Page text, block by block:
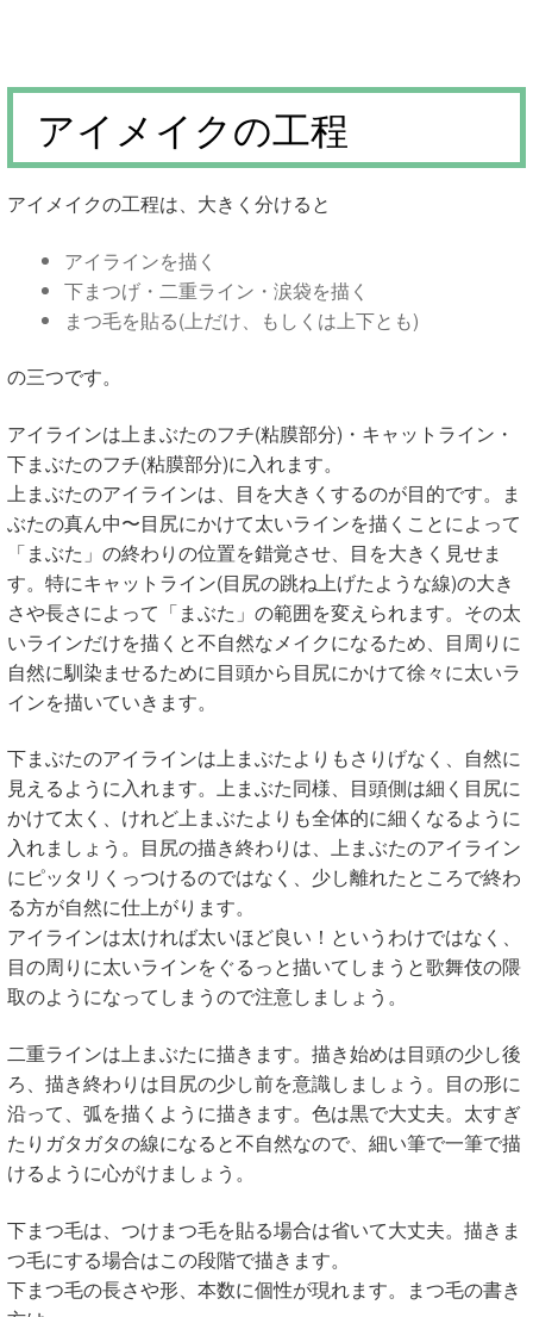
アイメイクの工程
アイメイクの工程は、大きく分けると
アイラインを描く
下まつげ・二重ライン・涙袋を描く
まつ毛を貼る(上だけ、もしくは上下とも)
の三つです。
アイラインは上まぶたのフチ(粘膜部分)・キャットライン・
下まぶたのフチ(粘膜部分)に入れます。
上まぶたのアイラインは、目を大きくするのが目的です。ま
ぶたの真ん中〜目尻にかけて太いラインを描くことによって
「まぶた」の終わりの位置を錯覚させ、目を大きく見せま
す。特にキャットライン(目尻の跳ね上げたような線)の大き
さや長さによって「まぶた」の範囲を変えられます。その太
いラインだけを描くと不自然なメイクになるため、目周りに
自然に馴染ませるために目頭から目尻にかけて徐々に太いラ
インを描いていきます。
下まぶたのアイラインは上まぶたよりもさりげなく、自然に
見えるように入れます。上まぶた同様、目頭側は細く目尻に
かけて太く、けれど上まぶたよりも全体的に細くなるように
入れましょう。目尻の描き終わりは、上まぶたのアイライン
にピッタリくっつけるのではなく、少し離れたところで終わ
る方が自然に仕上がります。
アイラインは太ければ太いほど良い！というわけではなく、
目の周りに太いラインをぐるっと描いてしまうと歌舞伎の隈
取のようになってしまうので注意しましょう。
二重ラインは上まぶたに描きます。描き始めは目頭の少し後
ろ、描き終わりは目尻の少し前を意識しましょう。目の形に
沿って、弧を描くように描きます。色は黒で大丈夫。太すぎ
たりガタガタの線になると不自然なので、細い筆で一筆で描
けるように心がけましょう。
下まつ毛は、つけまつ毛を貼る場合は省いて大丈夫。描きま
つ毛にする場合はこの段階で描きます。
下まつ毛の長さや形、本数に個性が現れます。まつ毛の書き